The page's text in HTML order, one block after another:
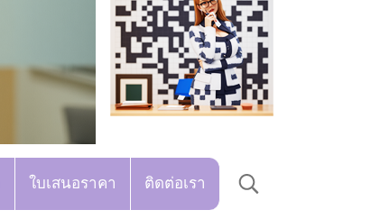
ใบเสนอราคา ติดต่อเรา